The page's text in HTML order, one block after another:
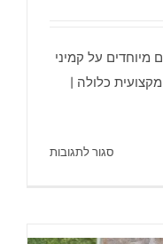
מיוחדים על קמיני
כלולה |
סגור לתגובותעל
2026